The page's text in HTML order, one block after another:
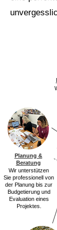
Planung &
Beratung
Wir unterstützen
Sie professionell von
der Planung bis zur
Budgetierung und
Evaluation eines
Projektes.